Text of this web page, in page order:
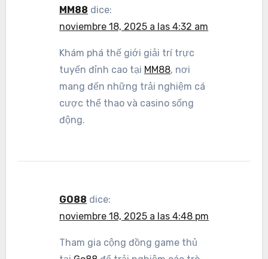
MM88 dice:
noviembre 18, 2025 a las 4:32 am
Khám phá thế giới giải trí trực
tuyến đỉnh cao tại MM88, nơi
mang đến những trải nghiệm cá
cược thể thao và casino sống
động.
GO88 dice:
noviembre 18, 2025 a las 4:48 pm
Tham gia cộng đồng game thủ